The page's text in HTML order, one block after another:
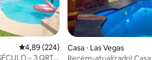
4,89 de uma avaliação média de 5,
4,89 (224)
– 3 QRTS
Casa ⋅ Las Vegas